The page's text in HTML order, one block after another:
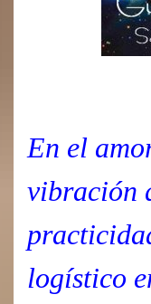
En el
vibración
logístico